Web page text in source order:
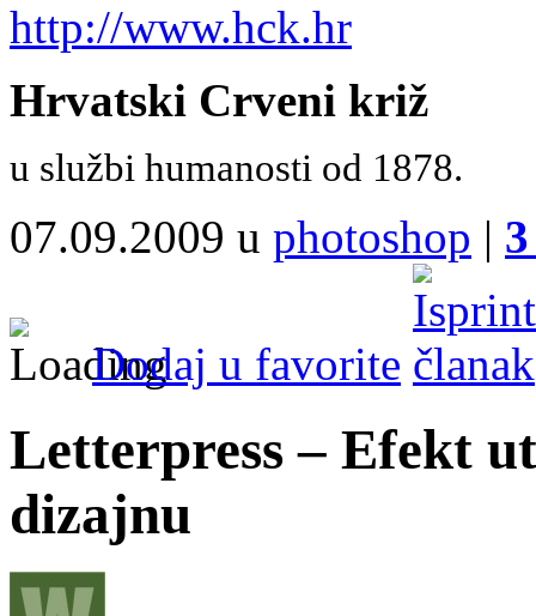
http://www.hck.hr
Hrvatski Crveni križ
u službi humanosti od 1878.
07.09.2009 u photoshop | 3
Dodaj u favorite
Letterpress – Efekt
dizajnu